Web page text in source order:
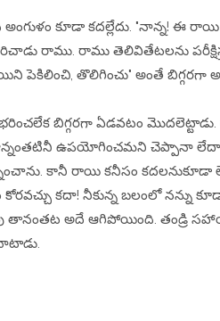
కూడా కదల్లేదు. "నాన్న! ఈ
రాము. రాము తెలివితేటలను
తొలిగించు" అంతే బిగ్గరగా
బిగ్గరగా ఏడవటం
ఉపయోగించమని చెప్పానా లేదా?"
కానీ రాయి కనీసం కదలనుకూడా
కదా! నీకున్న బలంలో నన్ను
తానంతట అదే ఆగిపోయింది. తండ్రి